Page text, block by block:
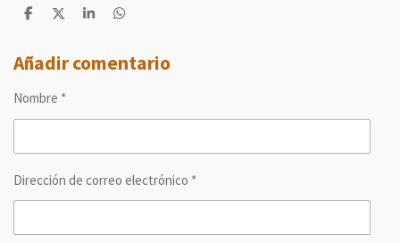
C
p
a
t
C
p
a
C
p
a
C
p
a
Añadir comentario
Nombre *
Dirección de correo electrónico *